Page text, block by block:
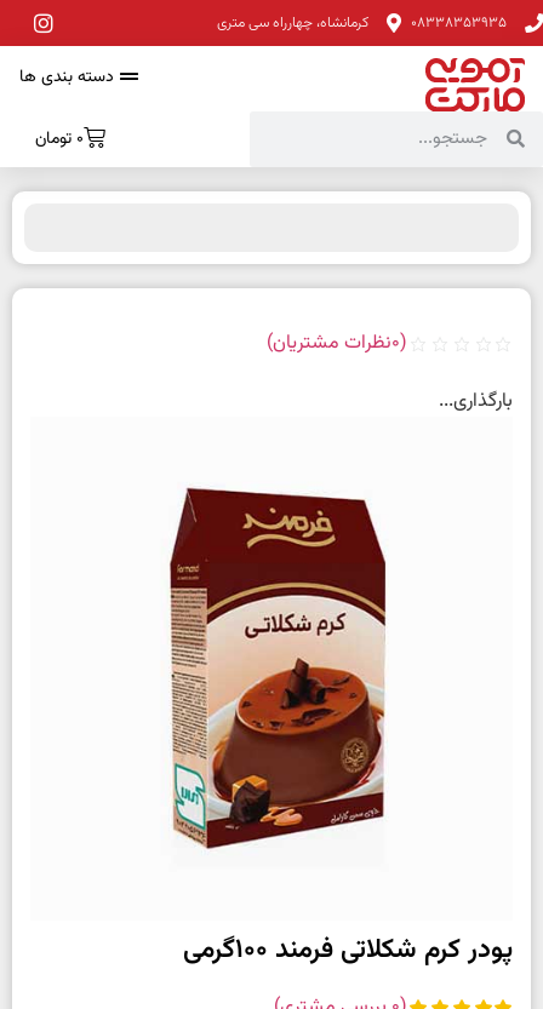
08338353935 کرمانشاه، چهارراه سی متری
دسته بندی ها
0 تومان
(
0نظرات مشتریان)
بارگذاری...
پودر کرم شکلاتی فرمند 100گرمی